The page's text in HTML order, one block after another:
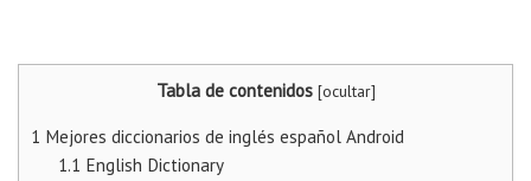
Tabla de contenidos [ocultar]
1 Mejores diccionarios de inglés español Android
1.1 English Dictionary